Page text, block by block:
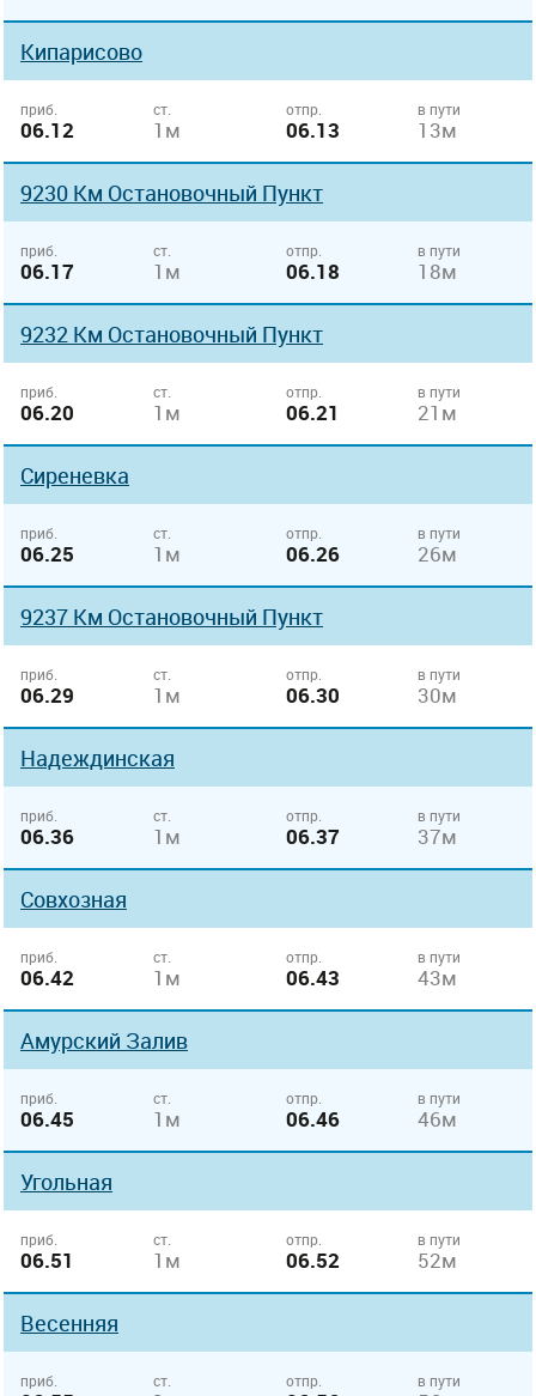
Кипарисово
приб.
06.12
ст.
1м
отпр.
06.13
в пути
13м
9230 Км Остановочный Пункт
приб.
06.17
ст.
1м
отпр.
06.18
в пути
18м
9232 Км Остановочный Пункт
приб.
06.20
ст.
1м
отпр.
06.21
в пути
21м
Сиреневка
приб.
06.25
ст.
1м
отпр.
06.26
в пути
26м
9237 Км Остановочный Пункт
приб.
06.29
ст.
1м
отпр.
06.30
в пути
30м
Надеждинская
приб.
06.36
ст.
1м
отпр.
06.37
в пути
37м
Совхозная
приб.
06.42
ст.
1м
отпр.
06.43
в пути
43м
Амурский Залив
приб.
06.45
ст.
1м
отпр.
06.46
в пути
46м
Угольная
приб.
06.51
ст.
1м
отпр.
06.52
в пути
52м
Весенняя
приб. ст. отпр. в пути